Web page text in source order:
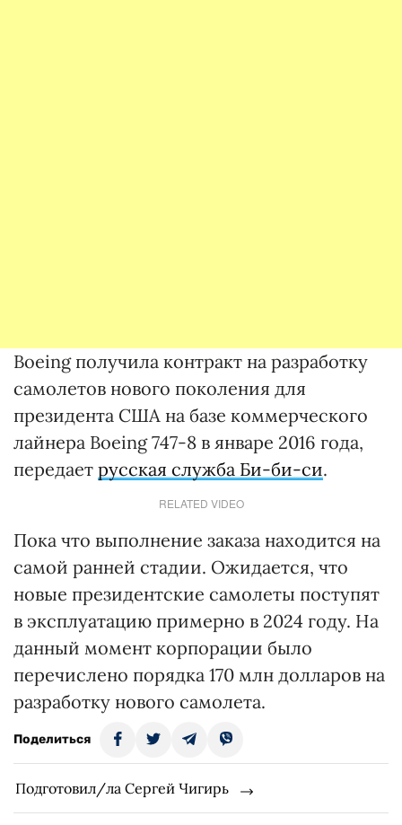
Boeing получила контракт на разработку
самолетов нового поколения для
президента США на базе коммерческого
лайнера Boeing 747-8 в январе 2016 года,
передает русская служба Би-би-си.
RELATED VIDEO
Пока что выполнение заказа находится на
самой ранней стадии. Ожидается, что
новые президентские самолеты поступят
в эксплуатацию примерно в 2024 году. На
данный момент корпорации было
перечислено порядка 170 млн долларов на
разработку нового самолета.
Поделиться
Подготовил/ла Сергей Чигирь